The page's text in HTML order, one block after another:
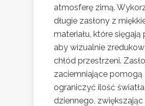
atmosferę zimą.
długie zasłony z
materiału, które sięgają
aby wizualnie
chłód przestrzeni.
zaciemniające pomogą
ograniczyć ilość światła
dziennego, zwiększając